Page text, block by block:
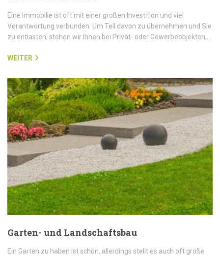
Eine Immobilie ist oft mit einer großen Investition und viel
Verantwortung verbunden. Um Teil davon zu übernehmen und Sie
zu entlasten, stehen wir Ihnen bei Privat- oder Gewerbeobjekten,…
WEITER
Garten- und Landschaftsbau
Ein Garten zu haben ist schön, allerdings stellt es auch oft große